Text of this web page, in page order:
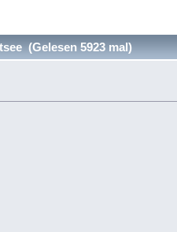
(Gelesen 5923 mal)